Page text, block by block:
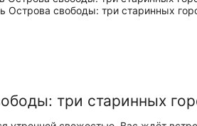
три старинных